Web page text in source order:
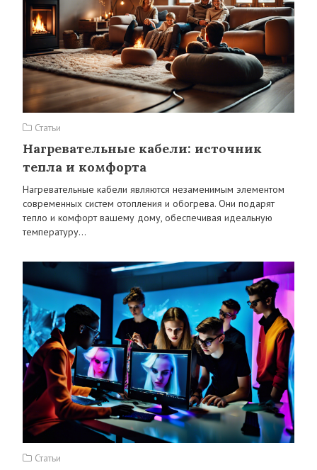
Статьи
Нагревательные кабели: источник
тепла и комфорта
Нагревательные кабели являются незаменимым элементом
современных систем отопления и обогрева. Они подарят
тепло и комфорт вашему дому, обеспечивая идеальную
температуру…
Статьи